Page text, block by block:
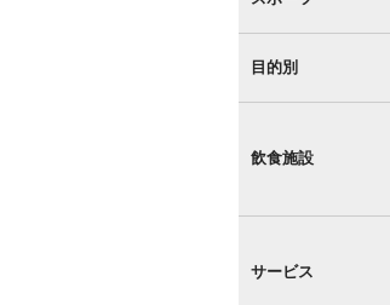
目的別
飲食施設
サービス